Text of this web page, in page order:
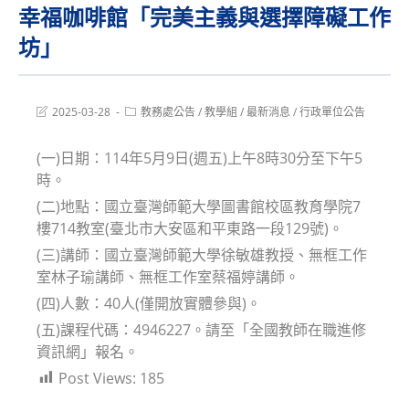
幸福咖啡館「完美主義與選擇障礙工作
坊」
Post2025-03-28
Post教務處公告/教學組 /最新消息 /行政單位公告
(一)日期：114年5月9日(週五)上午8時30分至下午5
時。
(二)地點：國立臺灣師範大學圖書館校區教育學院7
樓714教室(臺北市大安區和平東路一段129號)。
(三)講師：國立臺灣師範大學徐敏雄教授、無框工作
室林子瑜講師、無框工作室蔡福婷講師。
(四)人數：40人(僅開放實體參與)。
(五)課程代碼：4946227。請至「全國教師在職進修
資訊網」報名。
Post Views: 185